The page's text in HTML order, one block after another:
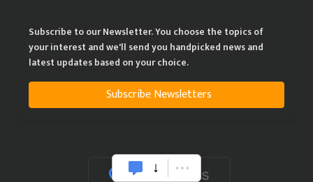
Subscribe to our Newsletter. You choose the topics of
your interest and we'll send you handpicked news and
latest updates based on your choice.
Subscribe Newsletters